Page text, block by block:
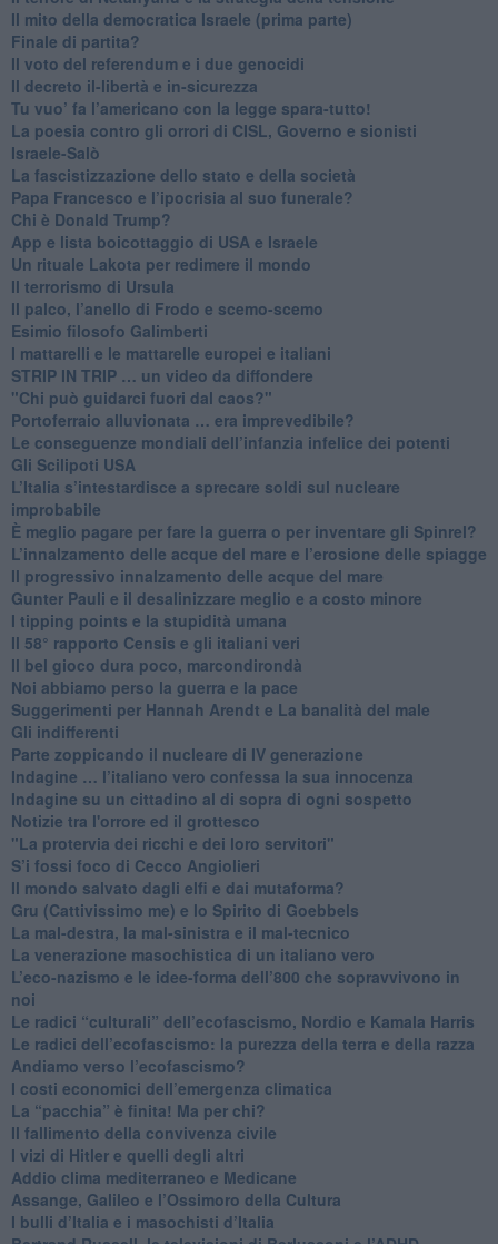
Il mito della democratica Israele (prima parte)
​Finale di partita?
​Il voto del referendum e i due genocidi
Il decreto il-libertà e in-sicurezza
Tu vuo’ fa l’americano con la legge spara-tutto!
La poesia contro gli orrori di CISL, Governo e sionisti
Israele-Salò
​La fascistizzazione dello stato e della società
Papa Francesco e l’ipocrisia al suo funerale?
​Chi è Donald Trump?
App e lista boicottaggio di USA e Israele
​Un rituale Lakota per redimere il mondo
Il terrorismo di Ursula
​Il palco, l’anello di Frodo e scemo-scemo
Esimio filosofo Galimberti
​I mattarelli e le mattarelle europei e italiani
​STRIP IN TRIP … un video da diffondere
"Chi può guidarci fuori dal caos?"
​Portoferraio alluvionata … era imprevedibile?
Le conseguenze mondiali dell’infanzia infelice dei potenti
​Gli Scilipoti USA
L’Italia s’intestardisce a sprecare soldi sul nucleare
improbabile
È meglio pagare per fare la guerra o per inventare gli Spinrel?
​L’innalzamento delle acque del mare e l’erosione delle spiagge
​Il progressivo innalzamento delle acque del mare
​Gunter Pauli e il desalinizzare meglio e a costo minore
I tipping points e la stupidità umana
​Il 58° rapporto Censis e gli italiani veri
​Il bel gioco dura poco, marcondirondà
Noi abbiamo perso la guerra e la pace
Suggerimenti per Hannah Arendt e La banalità del male
​Gli indifferenti
Parte zoppicando il nucleare di IV generazione
​Indagine … l’italiano vero confessa la sua innocenza
Indagine su un cittadino al di sopra di ogni sospetto
Notizie tra l'orrore ed il grottesco
"La protervia dei ricchi e dei loro servitori"
S’i fossi foco di Cecco Angiolieri
​Il mondo salvato dagli elfi e dai mutaforma?
Gru (Cattivissimo me) e lo Spirito di Goebbels
​La mal-destra, la mal-sinistra e il mal-tecnico
​La venerazione masochistica di un italiano vero
​L’eco-nazismo e le idee-forma dell’800 che sopravvivono in
noi
​Le radici “culturali” dell’ecofascismo, Nordio e Kamala Harris
Le radici dell’ecofascismo: la purezza della terra e della razza
Andiamo verso l’ecofascismo?
I costi economici dell’emergenza climatica
​La “pacchia” è finita! Ma per chi?
​Il fallimento della convivenza civile
​I vizi di Hitler e quelli degli altri
Addio clima mediterraneo e Medicane
​Assange, Galileo e l’Ossimoro della Cultura
​I bulli d’Italia e i masochisti d’Italia